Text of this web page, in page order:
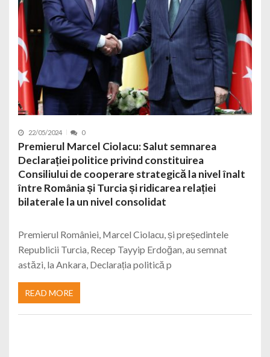
22/05/2024 0
Premierul Marcel Ciolacu: Salut semnarea
Declarației politice privind constituirea
Consiliului de cooperare strategică la nivel înalt
între România și Turcia și ridicarea relației
bilaterale la un nivel consolidat
Premierul României, Marcel Ciolacu, și președintele
Republicii Turcia, Recep Tayyip Erdoğan, au semnat
astăzi, la Ankara, Declarația politică p
READ MORE